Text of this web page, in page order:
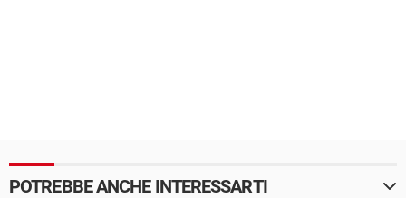
POTREBBE ANCHE INTERESSARTI